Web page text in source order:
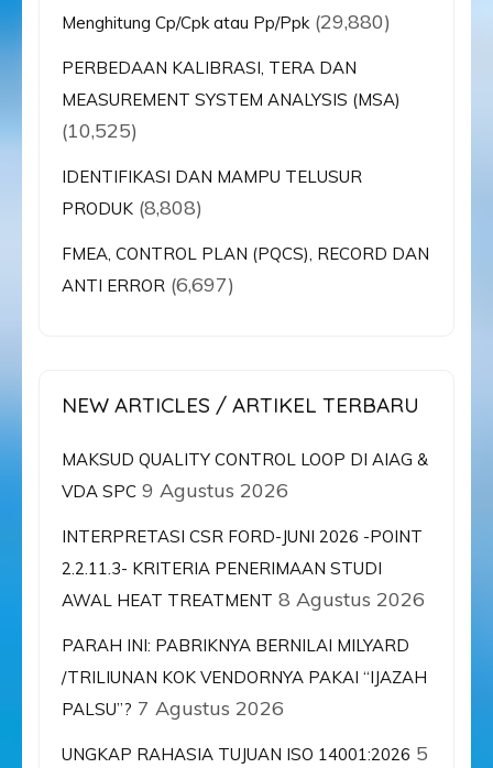
Menghitung Cp/Cpk atau Pp/Ppk (29,880)
PERBEDAAN KALIBRASI, TERA DAN
MEASUREMENT SYSTEM ANALYSIS (MSA)
(10,525)
IDENTIFIKASI DAN MAMPU TELUSUR
PRODUK (8,808)
FMEA, CONTROL PLAN (PQCS), RECORD DAN
ANTI ERROR (6,697)
NEW ARTICLES / ARTIKEL TERBARU
MAKSUD QUALITY CONTROL LOOP DI AIAG &
VDA SPC 9 Agustus 2026
INTERPRETASI CSR FORD-JUNI 2026 -POINT
2.2.11.3- KRITERIA PENERIMAAN STUDI
AWAL HEAT TREATMENT 8 Agustus 2026
PARAH INI: PABRIKNYA BERNILAI MILYARD
/TRILIUNAN KOK VENDORNYA PAKAI “IJAZAH
PALSU”? 7 Agustus 2026
UNGKAP RAHASIA TUJUAN ISO 14001:2026 5